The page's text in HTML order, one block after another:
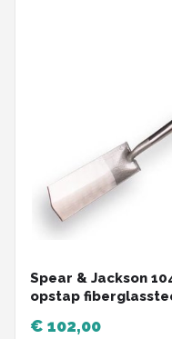
Spear & Jackson
opstap
€ 102,00